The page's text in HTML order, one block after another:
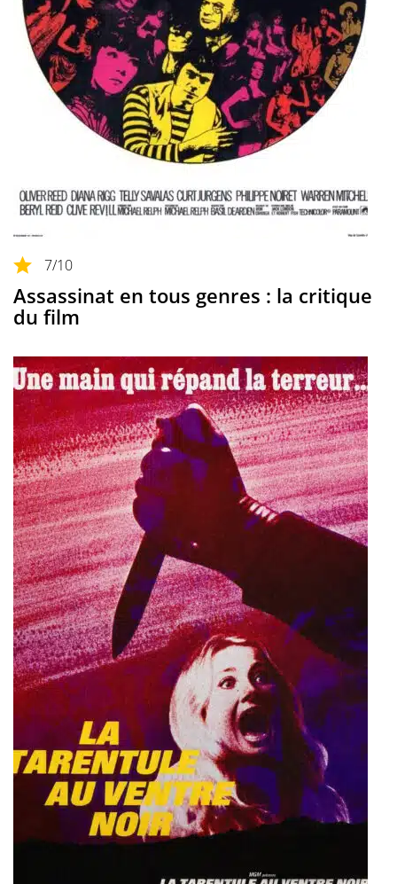
7/10
Assassinat en tous genres : la critique
du film